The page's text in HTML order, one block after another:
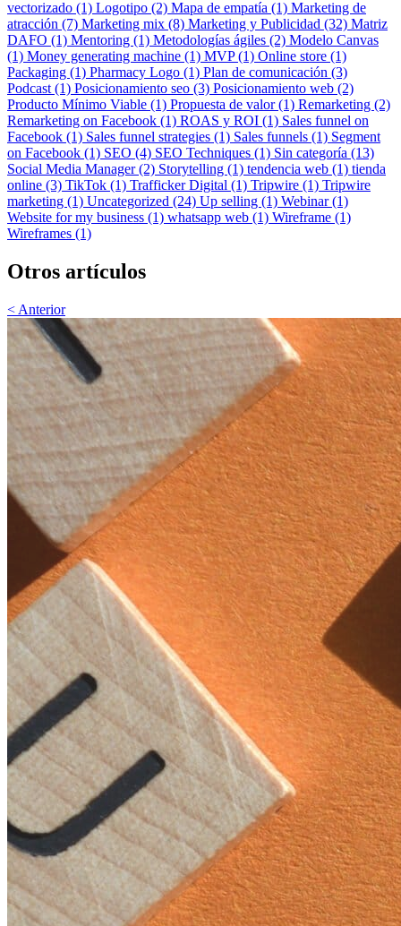
vectorizado (1) Logotipo (2) Mapa de empatía (1) Marketing de
atracción (7) Marketing mix (8) Marketing y Publicidad (32) Matriz
DAFO (1) Mentoring (1) Metodologías ágiles (2) Modelo Canvas
(1) Money generating machine (1) MVP (1) Online store (1)
Packaging (1) Pharmacy Logo (1) Plan de comunicación (3)
Podcast (1) Posicionamiento seo (3) Posicionamiento web (2)
Producto Mínimo Viable (1) Propuesta de valor (1) Remarketing (2)
Remarketing on Facebook (1) ROAS y ROI (1) Sales funnel on
Facebook (1) Sales funnel strategies (1) Sales funnels (1) Segment
on Facebook (1) SEO (4) SEO Techniques (1) Sin categoría (13)
Social Media Manager (2) Storytelling (1) tendencia web (1) tienda
online (3) TikTok (1) Trafficker Digital (1) Tripwire (1) Tripwire
marketing (1) Uncategorized (24) Up selling (1) Webinar (1)
Website for my business (1) whatsapp web (1) Wireframe (1)
Wireframes (1)
Otros artículos
< Anterior